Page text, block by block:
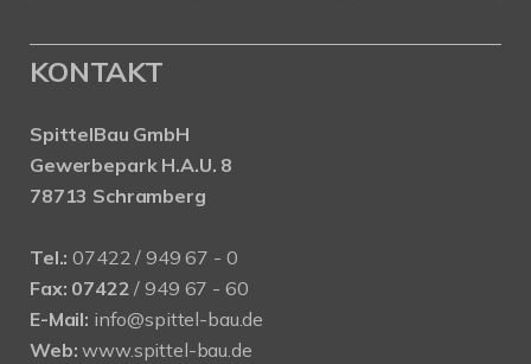
KONTAKT
SpittelBau GmbH
Gewerbepark H.A.U. 8
78713 Schramberg
Tel.: 07422 / 949 67 - 0
Fax: 07422 / 949 67 - 60
E-Mail: info@spittel-bau.de
Web: www.spittel-bau.de